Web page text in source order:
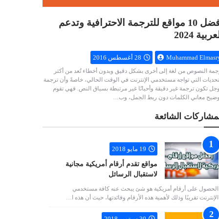
أفضل 10 مواقع للترجمة الاحترافية وتدعم
2024
Muhammad 28 أغسطس 2016
النصوص من لغة إلى أخرى بشكل دقيق وبدون أخطاء تُعد من أكثر
التي تواجه مستخدمي الإنترنت في الوقت الحالي، خاصةً وأن ترجمة
تكون ترجمة غير دقيقة وأحيانًا غير مرتبطة بسياق النص. فهي تقوم
معاني الكلمات دون ربط الجمل، وب…
الشائعة
19 مايو 2018
مواقع تقدم أرقام أمريكية مجانية
لاستقبال الرسائل
الحصول على أرقام أمريكية هو شئ يبحث عنه كافة مستخدمي
الإنترنت تقريبًا وذلك لأهمية هذه الأرقام وفائدتها، حيث أن هذه ا…